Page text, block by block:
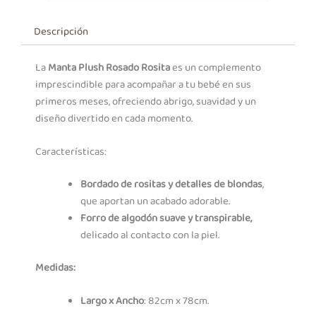
Descripción
LaManta Plush Rosado Rositaes un complemento
imprescindible para acompañar a tu bebé en sus
primeros meses, ofreciendo abrigo, suavidad y un
diseño divertido en cada momento.
Características:
Bordado de rositas y detalles de blondas,
que aportan un acabado adorable.
Forro de algodón suave y transpirable,
delicado al contacto con la piel.
Medidas:
Largo x Ancho: 82cm x 78cm.